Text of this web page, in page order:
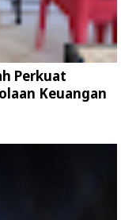
Perkuat
Keuangan